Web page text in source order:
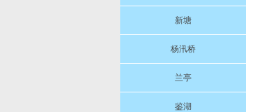
新塘
杨汛桥
兰亭
鉴湖